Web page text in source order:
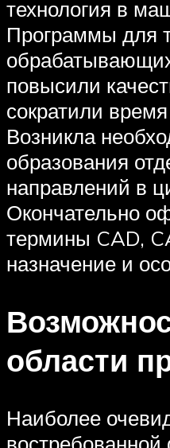
технология в
Программы для
повысили
сократили
Возникла
образования
направлений в
Окончательно
термины CAD,
назначение и
области
Наиболее